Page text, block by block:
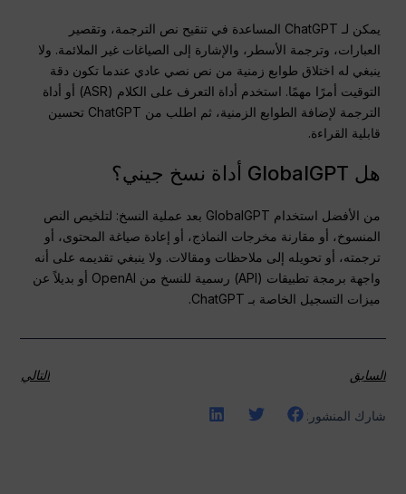
يمكن لـ ChatGPT المساعدة في تنقيح نص الترجمة، وتقصير
العبارات، وترجمة الأسطر، والإشارة إلى الصياغات غير الملائمة. ولا
ينبغي له اختلاق طوابع زمنية من نص نصي عادي عندما تكون دقة
التوقيت أمرًا مهمًا. استخدم أداة التعرف على الكلام (ASR) أو أداة
الترجمة لإضافة الطوابع الزمنية، ثم اطلب من ChatGPT تحسين
قابلية القراءة.
هل GlobalGPT أداة نسخ جيني؟
من الأفضل استخدام GlobalGPT بعد عملية النسخ: لتلخيص النص
المنسوخ، أو مقارنة مخرجات النماذج، أو إعادة صياغة المحتوى، أو
ترجمته، أو تحويله إلى ملاحظات ومقالات. ولا ينبغي تقديمه على أنه
واجهة برمجة تطبيقات (API) رسمية للنسخ من OpenAI أو بديلاً عن
ميزات التسجيل الخاصة بـ ChatGPT.
السابق التالي
شارك المنشور: